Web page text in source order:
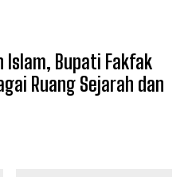
Islam, Bupati Fakfak
Ruang Sejarah dan